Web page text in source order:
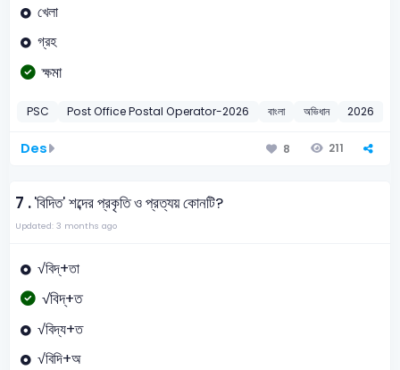
খেলা
গ্রহ
ক্ষমা
PSC Post Office Postal Operator-2026 বাংলা অভিধান 2026
Des 8 211
7 .'বিদিত' শব্দের প্রকৃতি ও প্রত্যয় কোনটি?
Updated: 3 months ago
√বিদ্‌+তা
√বিদ্‌+ত
√বিদ্য+ত
√বিদি+অ